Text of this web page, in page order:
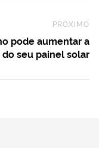
PRÓXIMO
pode aumentar a
seu painel solar